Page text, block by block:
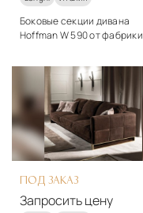
Боковые секции дивана
Hoffman W 590 от фабрики
арт-деко
Материалы
Дерево, ткань
Подробнее
Запросить цену
ПОД ЗАКАЗ
Запросить цену